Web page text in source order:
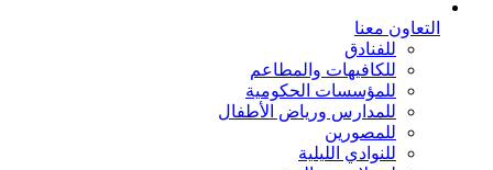
التعاون معنا
للفنادق
للكافيهات والمطاعم
للمؤسسات الحكومية
للمدارس ورياض الأطفال
للمصورين
للنوادي الليلية